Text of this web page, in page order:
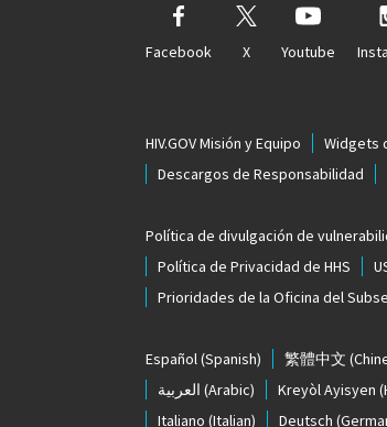
Facebook X Youtube
HIV.GOV Misión y Equipo Widgets
Descargos de Responsabilidad
Política de divulgación de
Política de Privacidad de HHS
Prioridades de la Oficina del
Español(Spanish) 繁體中文
العربية (Arabic) Kreyòl Ayisyen
Italiano (Italian) Deutsch